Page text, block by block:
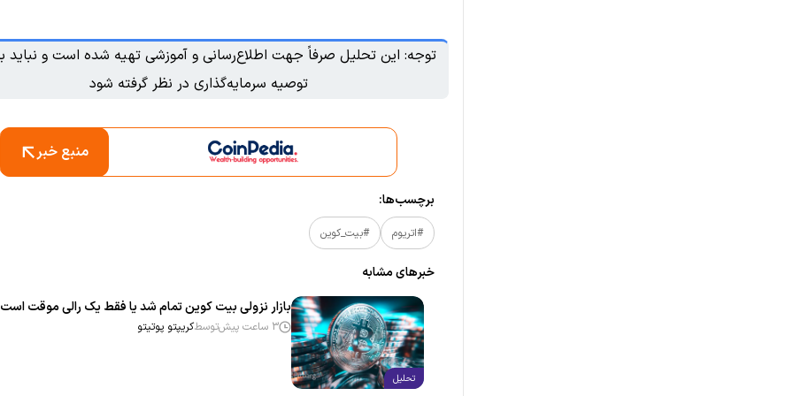
توجه: این تحلیل صرفاً جهت اطلاع‌رسانی و آموزشی تهیه شده است و نباید
توصیه سرمایه‌گذاری در نظر گرفته شود
منبع خبر
برچسب‌ها:
#اتریوم #بیت_کوین
خبر‌های مشابه
تحلیل
بازار نزولی بیت‌ کوین تمام شد یا فقط یک رالی موقت
3 ساعت پیش توسطکریپتو پوتیتو